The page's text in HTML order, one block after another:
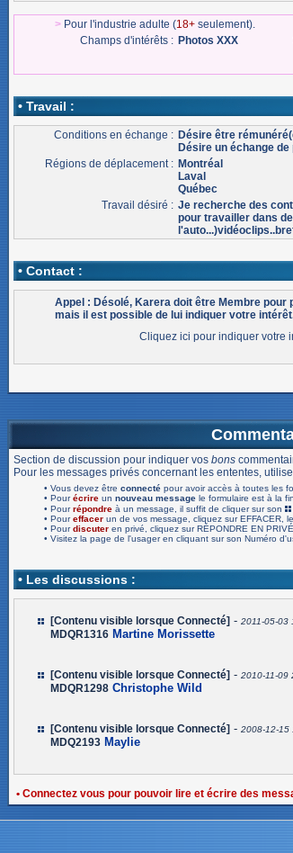
> Pour l'industrie adulte (18+ seulement).
Champs d'intérêts : Photos XXX
• Travail :
Conditions en échange : Désire être
Désire un échange
Régions de déplacement : Montréal
Laval
Québec
Travail désiré : Je recherche des
pour travailler dans
• Contact :
Appel : Désolé, Karera doit être Membre pour
mais il est possible de lui indiquer votre
Cliquez ici pour indiquer votre
Section de discussion pour indiquer vos bons
Pour les messages privés concernant les ententes,
• Vous devez être connectépour avoir accès à toutes les
• Pourécrireun nouveau messagele formulaire est à la
• Pourrépondreà un message, il suffit de cliquer sur son
• Poureffacerun de vos message, cliquez sur EFFACER,
• Pourdiscuteren privé, cliquez sur RÉPONDRE EN
• Visitez la page de l'usager en cliquant sur son Numéro
• Les discussions :
[Contenu visible lorsque Connecté] -2011-05-03
MDQR1316 Martine Morissette
[Contenu visible lorsque Connecté] -2010-11-09
MDQR1298 Christophe Wild
[Contenu visible lorsque Connecté] -2008-12-15
MDQ2193 Maylie
• Connectez vous pour pouvoir lire et écrire des